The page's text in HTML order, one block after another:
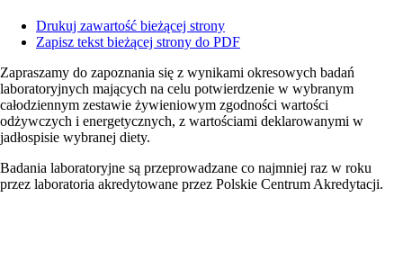
Drukuj zawartość bieżącej strony
Zapisz tekst bieżącej strony do PDF
Zapraszamy do zapoznania się z wynikami okresowych badań
laboratoryjnych mających na celu potwierdzenie w wybranym
całodziennym zestawie żywieniowym zgodności wartości
odżywczych i energetycznych, z wartościami deklarowanymi w
jadłospisie wybranej diety.
Badania laboratoryjne są przeprowadzane co najmniej raz w roku
przez laboratoria akredytowane przez Polskie Centrum Akredytacji.